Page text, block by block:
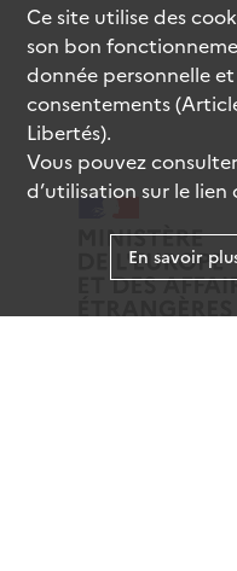
Ce site utilise des
son bon
donnée personnelle
consentements
Libertés).
Vous pouvez
d’utilisation sur le lien
En savoir